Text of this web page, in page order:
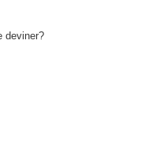
deviner?